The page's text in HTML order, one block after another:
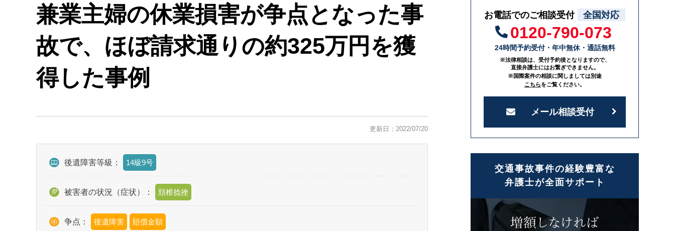
兼業主婦の休業損害が争点となった事
故で、ほぼ請求通りの約325万円を獲
得した事例
更新日：2022/07/20
後遺障害等級： 14級9号
被害者の状況（症状）： 頚椎捻挫
争点： 後遺障害 賠償金額
お電話でのご相談受付 全国対応
0120-790-073
24時間予約受付・年中無休・通話無料
※法律相談は、受付予約後となりますので、
直接弁護士にはお繋ぎできません。
※国際案件の相談に関しましては別途
こちらをご覧ください。
メール相談受付
交通事故事件の経験豊富な
弁護士が全面サポート